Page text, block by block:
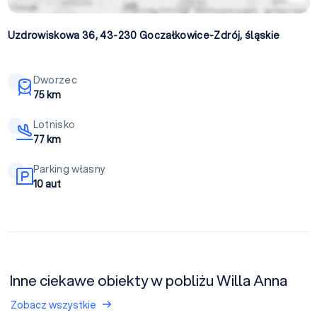
Uzdrowiskowa 36, 43-230 Goczałkowice-Zdrój, śląskie
Dworzec
75 km
Lotnisko
77 km
Parking własny
10 aut
Inne ciekawe obiekty w pobliżu Willa Anna
Zobacz wszystkie